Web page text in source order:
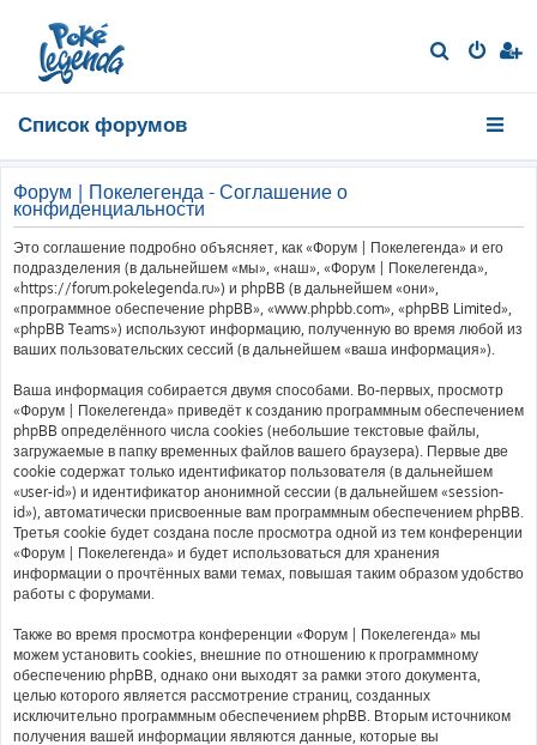
к
Список форумов
Форум | Покелегенда - Соглашение о
конфиденциальности
Это соглашение подробно объясняет, как «Форум | Покелегенда» и его
подразделения (в дальнейшем «мы», «наш», «Форум | Покелегенда»,
«https://forum.pokelegenda.ru») и phpBB (в дальнейшем «они»,
«программное обеспечение phpBB», «www.phpbb.com», «phpBB Limited»,
«phpBB Teams») используют информацию, полученную во время любой из
ваших пользовательских сессий (в дальнейшем «ваша информация»).
Ваша информация собирается двумя способами. Во-первых, просмотр
«Форум | Покелегенда» приведёт к созданию программным обеспечением
phpBB определённого числа cookies (небольшие текстовые файлы,
загружаемые в папку временных файлов вашего браузера). Первые две
cookie содержат только идентификатор пользователя (в дальнейшем
«user-id») и идентификатор анонимной сессии (в дальнейшем «session-
id»), автоматически присвоенные вам программным обеспечением phpBB.
Третья cookie будет создана после просмотра одной из тем конференции
«Форум | Покелегенда» и будет использоваться для хранения
информации о прочтённых вами темах, повышая таким образом удобство
работы с форумами.
Также во время просмотра конференции «Форум | Покелегенда» мы
можем установить cookies, внешние по отношению к программному
обеспечению phpBB, однако они выходят за рамки этого документа,
целью которого является рассмотрение страниц, созданных
исключительно программным обеспечением phpBB. Вторым источником
получения вашей информации являются данные, которые вы